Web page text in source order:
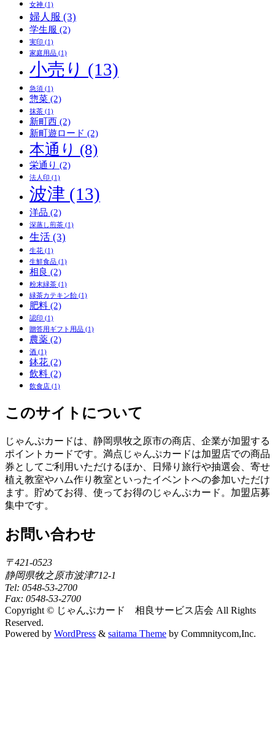
女神 (1)
婦人服 (3)
学生服 (2)
実印 (1)
家庭用品 (1)
小売り (13)
急須 (1)
惣菜 (2)
抹茶 (1)
新町西 (2)
新町遊ロード (2)
本通り (8)
栄通り (2)
法人印 (1)
波津 (13)
洋品 (2)
深蒸し煎茶 (1)
生活 (3)
生花 (1)
生鮮食品 (1)
相良 (2)
粉末緑茶 (1)
緑茶カテキン飴 (1)
肥料 (2)
認印 (1)
贈答用ギフト用品 (1)
農薬 (2)
酒 (1)
鉢花 (2)
飲料 (2)
飲食店 (1)
このサイトについて
じゃんぷカードは、静岡県牧之原市の商店、企業が加盟する
ポイントカードです。満点じゃんぷカードは加盟店での商品
券としてご利用いただけるほか、日帰り旅行や抽選会、寄せ
植え教室やハム作り教室といったイベントへの参加いただけ
ます。貯めてお得、使ってお得のじゃんぷカード。加盟店募
集中です。
お問い合わせ
〒421-0523
静岡県牧之原市波津712-1
Tel: 0548-53-2700
Fax: 0548-53-2700
Copyright © じゃんぷカード 相良サービス店会 All Rights
Reserved.
Powered by WordPress & saitama Theme by Commnitycom,Inc.